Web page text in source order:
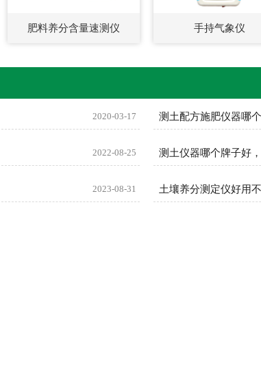
肥料养分含量速测仪 手持气象仪
2020-03-17 测土配方施肥仪器哪
2022-08-25 测土仪器哪个牌子好
2023-08-31 土壤养分测定仪好用